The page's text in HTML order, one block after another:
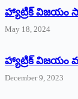
హ్యాట్రిక్‌ విజయం
May 18, 2024
హ్యాట్రిక్ విజయం
December 9, 2023